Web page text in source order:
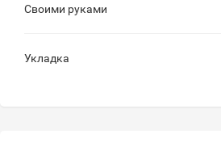
Своими руками
Укладка